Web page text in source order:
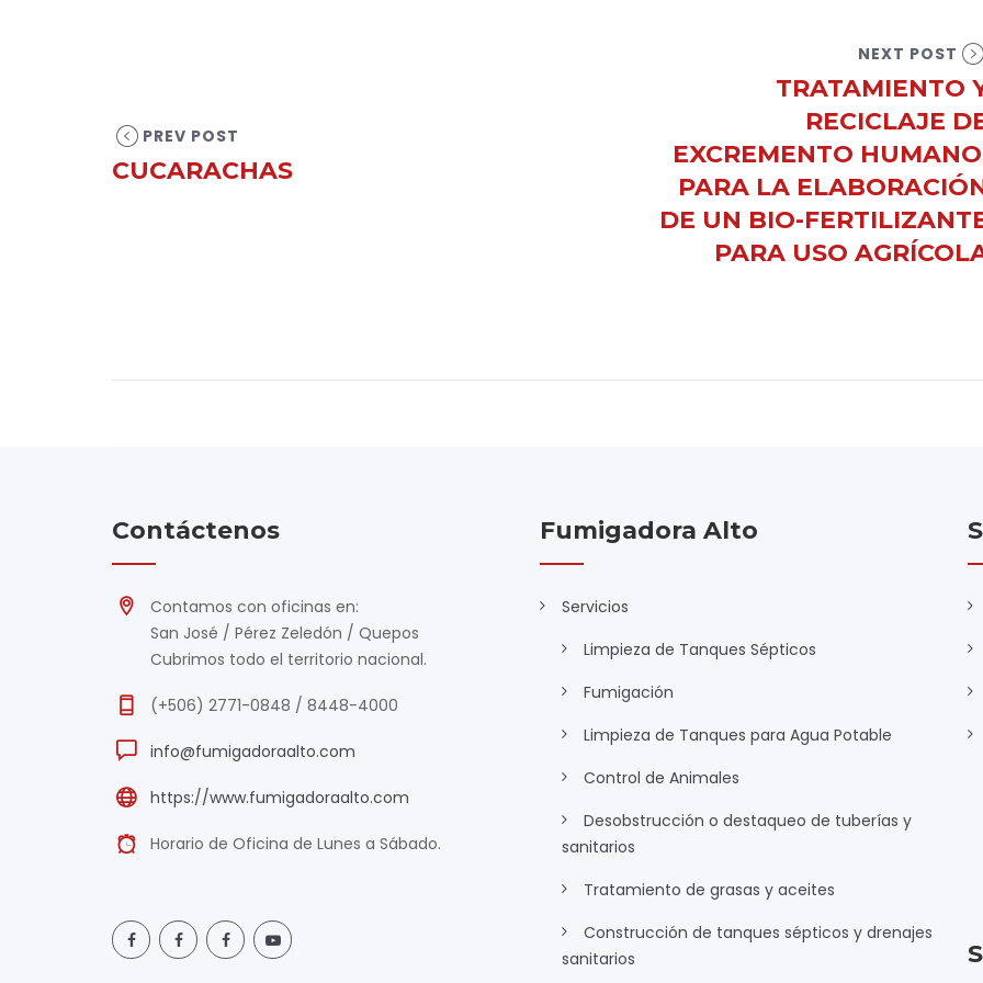
PREV POST
CUCARACHAS
NEXT POST
TRATAMIENTO
RECICLAJE
EXCREMENTO
PARA LA
DE UN BIO-
PARA USO
Contáctenos
Contamos con oficinas en:
San José / Pérez Zeledón / Quepos
Cubrimos todo el territorio nacional.
(+506) 2771-0848 / 8448-4000
info@fumigadoraalto.com
https://www.fumigadoraalto.com
Horario de Oficina de Lunes a Sábado.
Fumigadora Alto
Servicios
Limpieza de Tanques Sépticos
Fumigación
Limpieza de Tanques para Agua Potable
Control de Animales
Desobstrucción o destaqueo de tuberías y
sanitarios
Tratamiento de grasas y aceites
Construcción de tanques sépticos y drenajes
sanitarios